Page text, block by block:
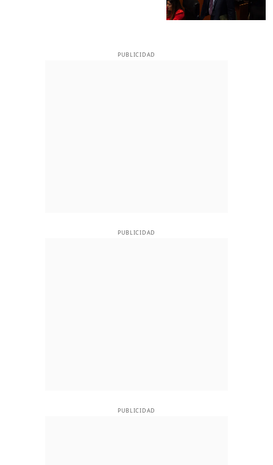
PUBLICIDAD
PUBLICIDAD
PUBLICIDAD